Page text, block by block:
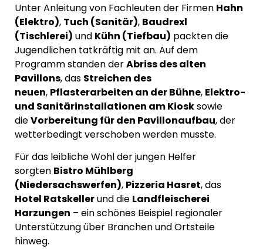
Unter Anleitung von Fachleuten der Firmen Hahn
(Elektro), Tuch (Sanitär), Baudrexl
(Tischlerei) und Kühn (Tiefbau) packten die
Jugendlichen tatkräftig mit an. Auf dem
Programm standen derAbriss des alten
Pavillons, das Streichen des
neuen, Pflasterarbeiten an der Bühne, Elektro-
und Sanitärinstallationen am Kiosksowie
dieVorbereitung für den Pavillonaufbau, der
wetterbedingt verschoben werden musste.
Für das leibliche Wohl der jungen Helfer
sorgten Bistro Mühlberg
(Niedersachswerfen), Pizzeria Hasret, das
Hotel Ratskellerund die Landfleischerei
Harzungen – ein schönes Beispiel regionaler
Unterstützung über Branchen und Ortsteile
hinweg.